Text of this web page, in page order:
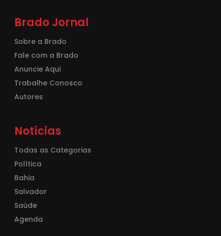
Brado Jornal
Sobre a Brado
Fale com a Brado
Anuncie Aqui
Trabalhe Conosco
Autores
Notícias
Todas as Categorias
Política
Bahia
Salvador
Saúde
Agenda